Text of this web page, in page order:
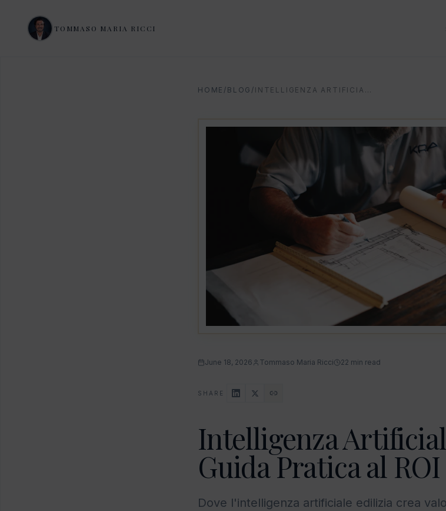
TOMMASO MARIA RICCI
HOME / BLOG / INTELLIGENZA ARTIFICIALE EDILIZIA: GUIDA PRATICA AL ROI
June 18, 2026 Tommaso Maria Ricci 22 min read
SHARE
Intelligenza
Guida Pratica al ROI
Dove l'intelligenza artificiale edilizia crea